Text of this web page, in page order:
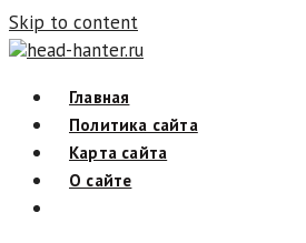
Skip to content
head-hanter.ru
Главная
Политика сайта
Карта сайта
О сайте